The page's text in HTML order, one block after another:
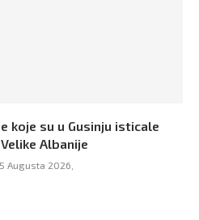
koje su u Gusinju isticale
Albanije
Augusta 2026,